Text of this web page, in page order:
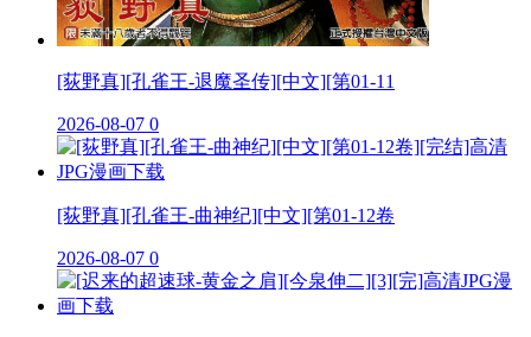
[荻野真][孔雀王-退魔圣传][中文][第01-11
2026-08-07 0
[荻野真][孔雀王-曲神纪][中文][第01-12卷
2026-08-07 0